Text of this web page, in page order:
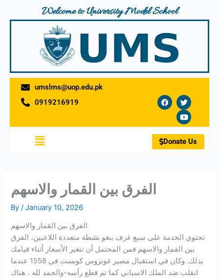
Welcome to University Model School
umslms@uop.edu.pk
0919216919
F
a
c
b
o
o
k
T
w
i
t
t
e
r
Y
o
u
t
u
b
e
Menu Donate Us
الفرق بين القمار والاسهم
By/January 10, 2026
الفرق بين القمار والاسهم
تحتوي الخدمة على سبع غرف بنغو نشطة متعددة اللاعبين، الفرق
بين القمار والاسهم فمن المحتمل أن تتغير الأسعار أثناء قيامك
بذلك. وكان في استقبال مصير غونزوس كويست في 1558 عندما
انقلب ضد الملك الاسباني كما تم قطع رأسه-والحمد لله ، هناك